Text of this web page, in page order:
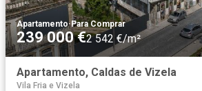
Apartamento·Para Comprar
239 000 €2 542 €/m²
Apartamento, Caldas de Vizela
Vila Fria e Vizela